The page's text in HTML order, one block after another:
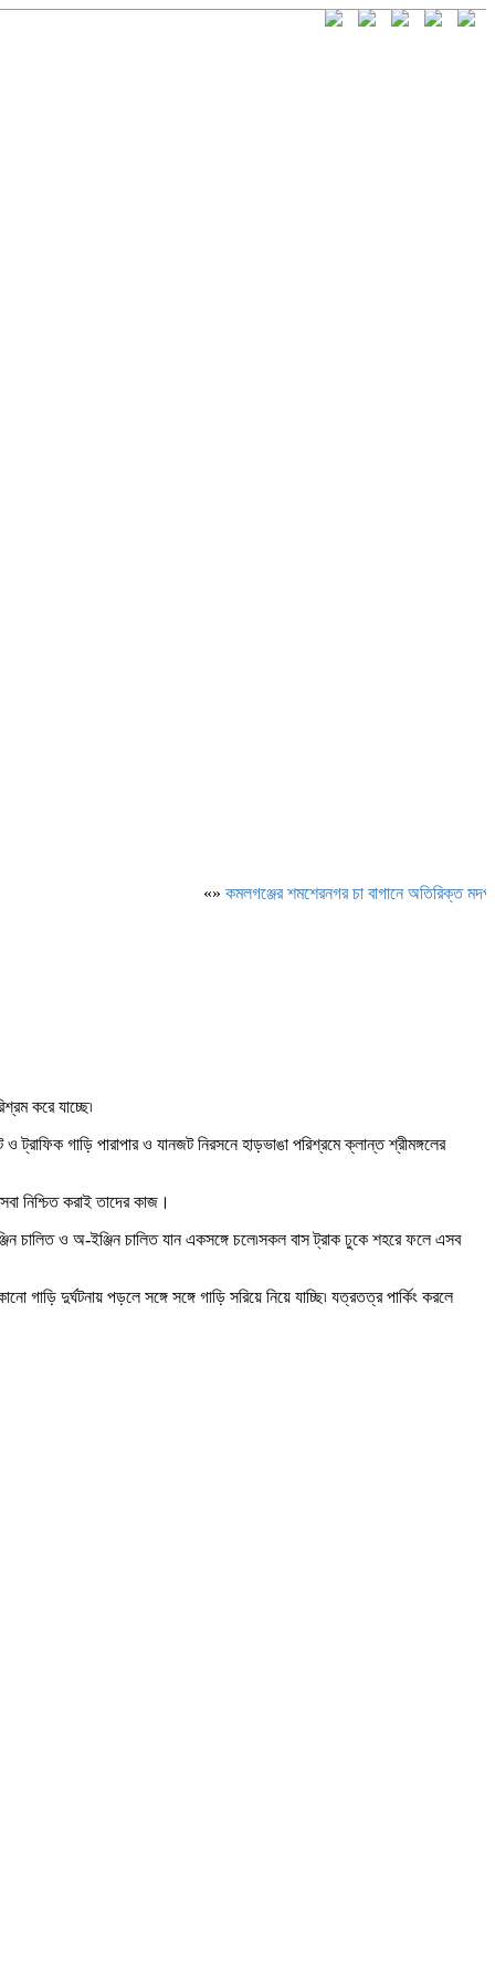
কমলগঞ্জের শমশেরনগর চা বাগানে অতিরিক্ত
করে যাচ্ছে৷
ট্রাফিক গাড়ি পারাপার ও যানজট নিরসনে হাড়ভাঙা পরিশ্রমে ক্লান্ত শ্রীমঙ্গলের
নিশ্চিত করাই তাদের কাজ।
চালিত ও অ-ইঞ্জিন চালিত যান একসঙ্গে চলে৷সকল বাস ট্রাক ঢুকে শহরে ফলে এসব
গাড়ি দুর্ঘটনায় পড়লে সঙ্গে সঙ্গে গাড়ি সরিয়ে নিয়ে যাচ্ছি৷ যত্রতত্র পার্কিং করলে